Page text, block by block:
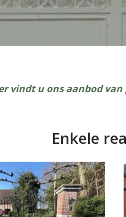
vindt u ons aanbod
Enkele